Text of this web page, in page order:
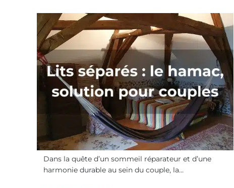
Dans la quête d’un sommeil réparateur et d’une
harmonie durable au sein du couple, la…